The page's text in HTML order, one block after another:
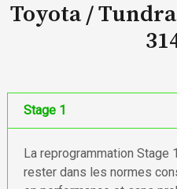
Toyota /
Stage 1
La reprogrammation Stage
rester dans les normes